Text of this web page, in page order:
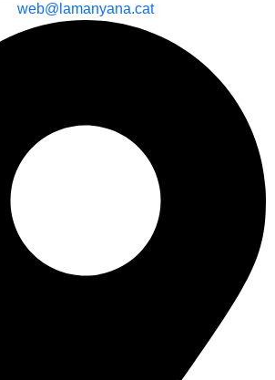
web@lamanyana.cat